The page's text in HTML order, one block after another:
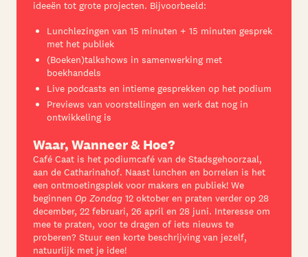
ideeën tot grote projecten. Bijvoorbeeld:
Lunchlezingen van 15 minuten + 15 minuten gesprek
met het publiek
(Boeken)talkshows in samenwerking met
boekhandels
Live podcasts en intieme gesprekken op het podium
Previews van voorstellingen en werk dat nog in
ontwikkeling is
Waar, Wanneer & Hoe?
Café Caat is het podiumcafé van de Stadsgehoorzaal,
aan de Catharinahof. Naast lunchen en borrelen is het
een ontmoetingsplek voor makers en publiek! We
beginnen Op Zondag 12 oktober en praten verder op 28
december, 22 februari, 26 april en 28 juni. Interesse om
mee te praten, voor te dragen of iets nieuws te
proberen? Stuur een korte beschrijving van jezelf,
natuurlijk met je idee!